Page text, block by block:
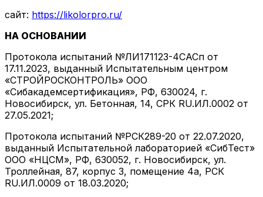
сайт: https://likolorpro.ru/
НА ОСНОВАНИИ
Протокола испытаний №ЛИ171123-4САСп от
17.11.2023, выданный Испытательным центром
«СТРОЙРОСКОНТРОЛЬ» ООО
«Сибакадемсертификация», РФ, 630024, г.
Новосибирск, ул. Бетонная, 14, СРК RU.ИЛ.0002 от
27.05.2021;
Протокола испытаний №РСК289-20 от 22.07.2020,
выданный Испытательной лабораторией «СибТест»
ООО «НЦСМ», РФ, 630052, г. Новосибирск, ул.
Троллейная, 87, корпус 3, помещение 4а, РСК
RU.ИЛ.0009 от 18.03.2020;